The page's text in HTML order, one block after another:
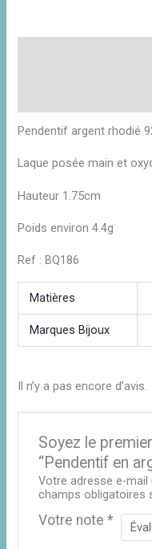
Pendentif argent rhodié
Laque posée main et
Hauteur 1.75cm
Poids environ 4.4g
Ref : BQ186
Matières
Marques Bijoux
Il n’y a pas encore d’avis.
Soyez le
“Pendentif en
Votre adresse e-mail
champs obligatoires
Votre note *